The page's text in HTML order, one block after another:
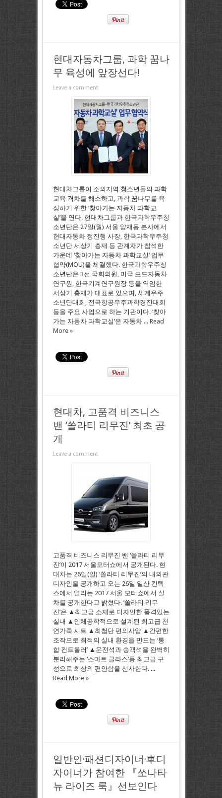
현대자동차그룹, 과학 꿈나
무 육성에 앞장선다!
Leave a comment
현대차그룹이 소외지역 청소년들의 과학
교육 격차를 해소하고, 과학 꿈나무를 육
성하기 위한 ‘찾아가는 자동차 과학교
실’을 연다. 현대차그룹과 한국과학우주청
소년단은 27일(월) 서울 양재동 본사에서
현대자동차 정진행 사장, 한국과학우주청
소년단 서상기 총재 등 관계자가 참석한
가운데 ‘찾아가는 자동차 과학교실’ 업무
협약(MOU)을 체결했다. 한국과학우주청
소년단은 3선 국회의원, 미국 포드자동차
연구원, 한국기계연구원장 등을 역임한
서상기 총재가 대표로 있으며, 세계우주
소년단대회, 전국항공우주과학경진대회
등을 주요 사업으로 하는 기관이다. ‘찾아
가는 자동차 과학교실’은 자동차 ... Read
More »
현대차, 고품격 비즈니스
밴 ‘쏠라티 리무진’ 최초 공
개
Leave a comment
고품격 비즈니스 리무진 밴 ‘쏠라티 리무
진’이 2017 서울모터쇼에서 공개된다. 현
대차는 26일(일) ‘쏠라티 리무진’의 내외관
디자인을 공개하고 오는 26일 일산 킨텍
스에서 열리는 2017 서울 모터쇼에서 실
차를 공개한다고 밝혔다. ‘쏠라티 리무
진’은 ▲최고급 소재로 디자인한 품격있는
실내 ▲인체공학적으로 설계된 최고급 천
연가죽 시트 ▲최첨단 편의사양 ▲간편한
조작으로 최적의 실내 환경을 만드는 ‘통
합 컨트롤러’ ▲운전석과 승객석을 완벽히
분리해주는 ‘스마트 글라스’등 최고급 구
성으로 최상의 편안함을 선사한다. ...
Read More »
일반인·패션디자이너·車디
자이너가 참여한 『쏘나타
뉴 라이즈 룩』선보인다